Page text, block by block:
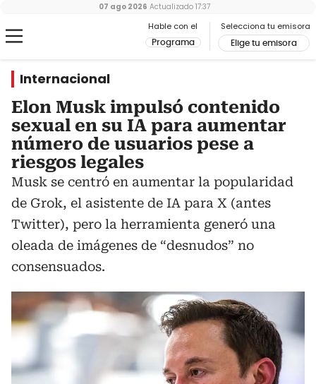
Hable con el
Programa
Selecciona tu emisora
Elige tu emisora
07 ago 2026 Actualizado 17:37
Internacional
Elon Musk impulsó contenido
sexual en su IA para aumentar
número de usuarios pese a
riesgos legales
Musk se centró en aumentar la popularidad
de Grok, el asistente de IA para X (antes
Twitter), pero la herramienta generó una
oleada de imágenes de “desnudos” no
consensuados.